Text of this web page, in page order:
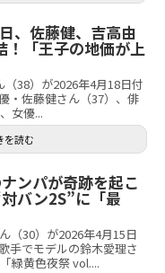
、佐藤健、吉高由
！「王子の地価が上
（38）が2026年4月18日付
・佐藤健さん（37）、俳
女優...
を読む
ンパが奇跡を起こ
バン2S”に「最
（30）が2026年4月15日
手でモデルの鈴木愛理さ
緑黄色夜祭 vol....